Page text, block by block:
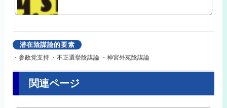
潜在陰謀論的要素
・参政党支持 ・不正選挙陰謀論 ・神宮外苑陰謀論
関連ページ